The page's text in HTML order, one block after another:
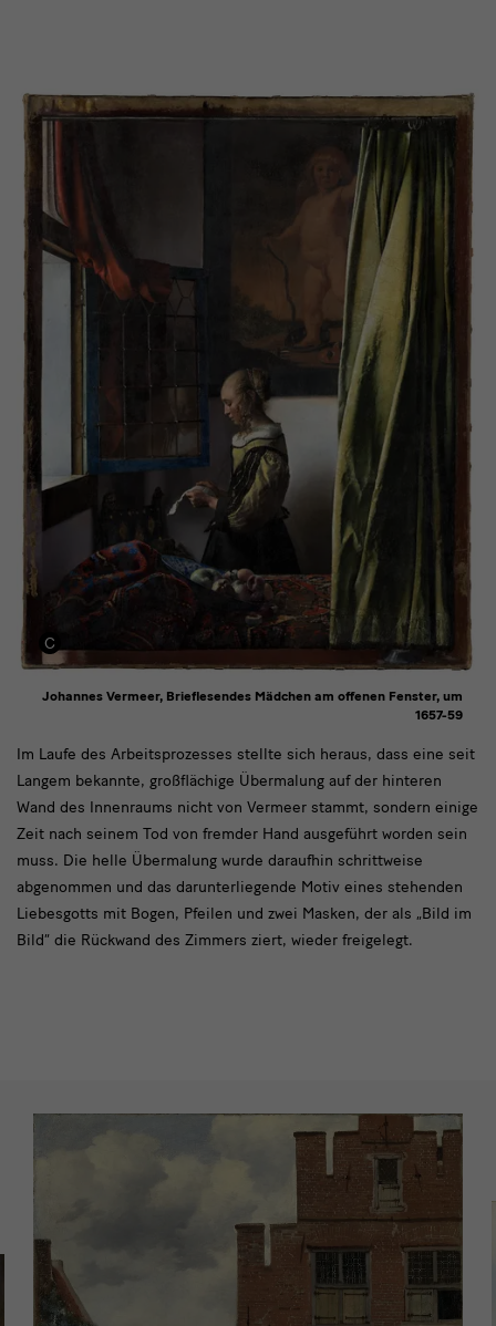
Für
die
Sammlung
Im Laufe des Arbeitsprozesses stellte sich heraus, dass eine seit
Langem bekannte, großflächige Übermalung auf der hinteren
Wand des Innenraums nicht von Vermeer stammt, sondern einige
Zeit nach seinem Tod von fremder Hand ausgeführt worden sein
muss. Die helle Übermalung wurde daraufhin schrittweise
abgenommen und das darunterliegende Motiv eines stehenden
Liebesgotts mit Bogen, Pfeilen und zwei Masken, der als „Bild im
Bild“ die Rückwand des Zimmers ziert, wieder freigelegt.
Johannes Vermeer, Brieflesendes Mädchen am offenen Fenster, um
1657-59
bilder